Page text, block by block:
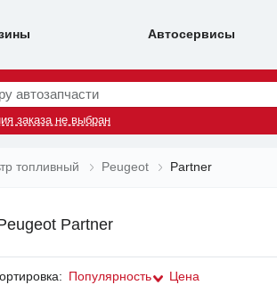
Автосервисы
автозапчасти
заказа не выбран
топливный Peugeot Partner
Partner
Популярность Цена